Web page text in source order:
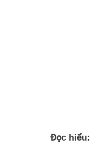
Đọc hiểu: